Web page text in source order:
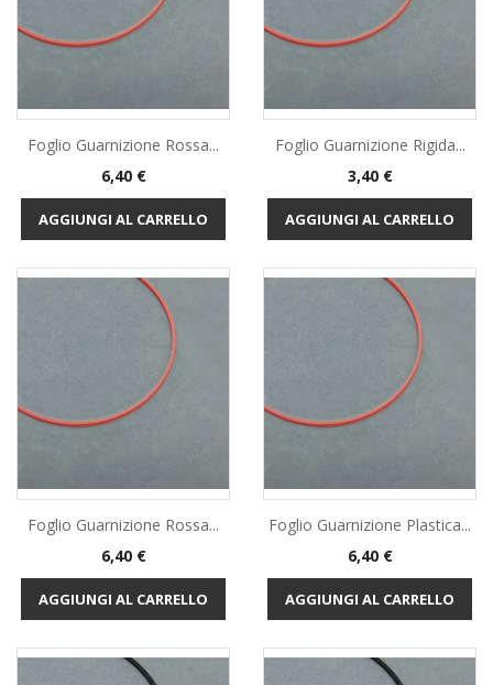
Foglio Guarnizione Rossa...
Prezzo
6,40 €
AGGIUNGI AL CARRELLO
Foglio Guarnizione Rigida...
Prezzo
3,40 €
AGGIUNGI AL CARRELLO
Foglio Guarnizione Rossa...
Prezzo
6,40 €
AGGIUNGI AL CARRELLO
Foglio Guarnizione Plastica...
Prezzo
6,40 €
AGGIUNGI AL CARRELLO